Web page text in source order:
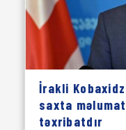
İrakli
saxta
təxribatdır